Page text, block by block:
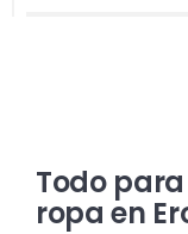
Todo
ropa en